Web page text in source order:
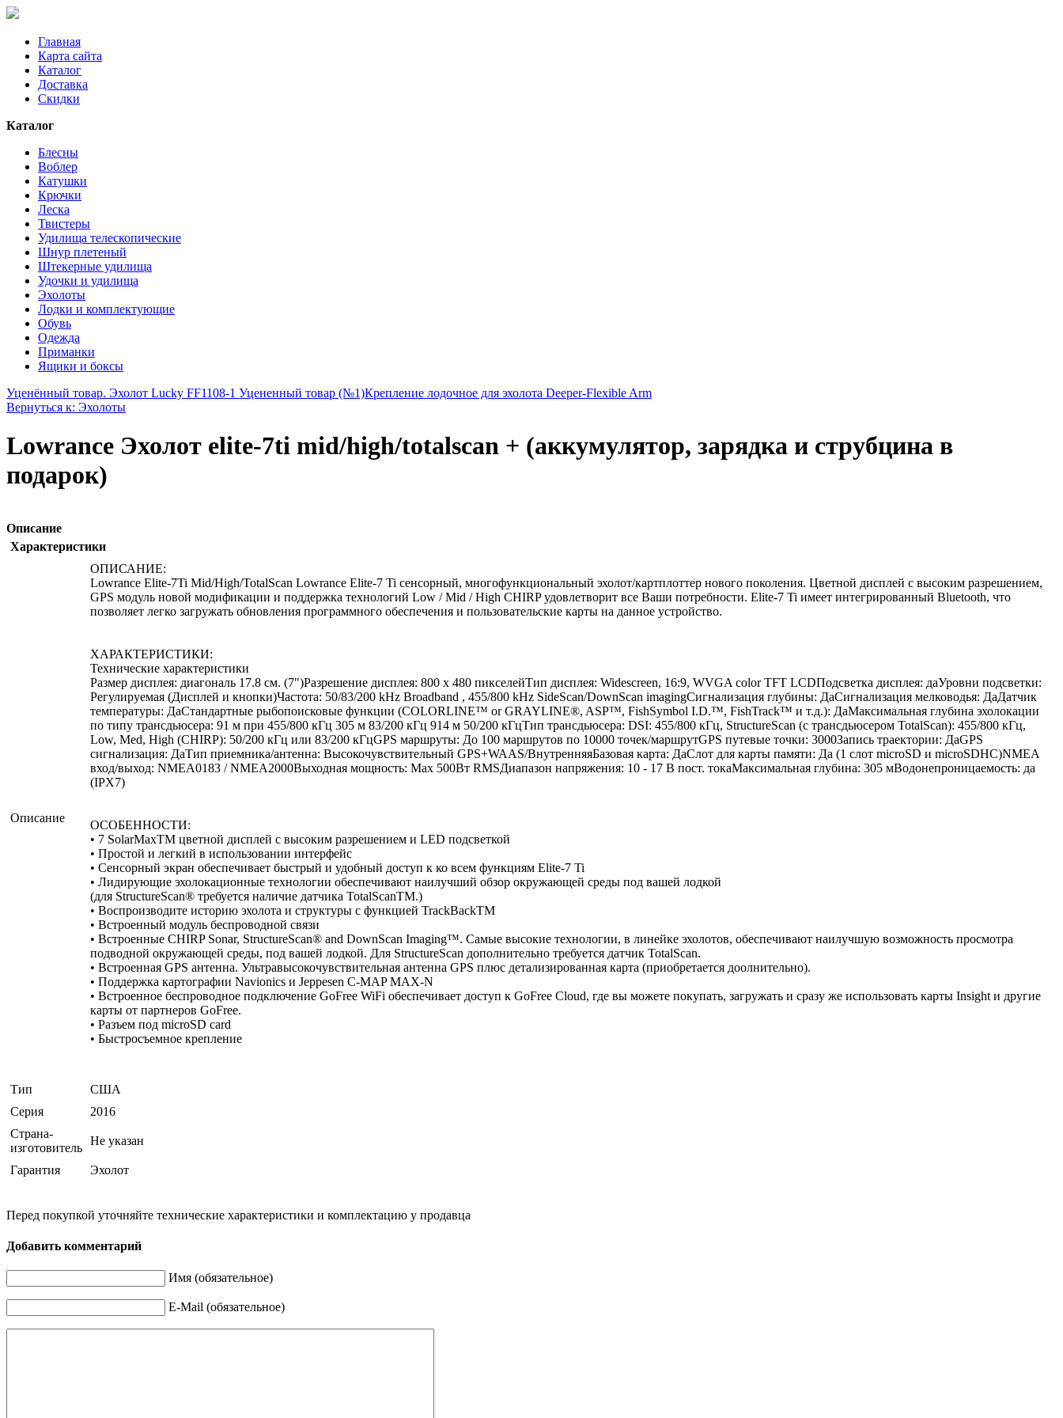
Главная
Карта сайта
Каталог
Доставка
Скидки
Каталог
Блесны
Воблер
Катушки
Крючки
Леска
Твистеры
Удилища телескопические
Шнур плетеный
Штекерные удилища
Удочки и удилища
Эхолоты
Лодки и комплектующие
Обувь
Одежда
Приманки
Ящики и боксы
Уценённый товар. Эхолот Lucky FF1108-1 Уцененный товар (№1)Крепление лодочное для эхолота Deeper-Flexible Arm
Вернуться к: Эхолоты
Lowrance Эхолот elite-7ti mid/high/totalscan + (аккумулятор, зарядка и струбцина в
подарок)
Описание
Характеристики
Описание
ОПИСАНИЕ:
Lowrance Elite-7Ti Mid/High/TotalScan Lowrance Elite-7 Ti сенсорный, многофункциональный эхолот/картплоттер нового поколения. Цветной дисплей с высоким разрешением,
GPS модуль новой модификации и поддержка технологий Low / Mid / High CHIRP удовлетворит все Ваши потребности. Elite-7 Ti имеет интегрированный Bluetooth, что
позволяет легко загружать обновления программного обеспечения и пользовательские карты на данное устройство.
ХАРАКТЕРИСТИКИ:
Технические характеристики
Размер дисплея: диагональ 17.8 см. (7")Разрешение дисплея: 800 x 480 пикселейТип дисплея: Widescreen, 16:9, WVGA color TFT LCDПодсветка дисплея: даУровни подсветки:
Регулируемая (Дисплей и кнопки)Частота: 50/83/200 kHz Broadband , 455/800 kHz SideScan/DownScan imagingСигнализация глубины: ДаСигнализация мелководья: ДаДатчик
температуры: ДаСтандартные рыбопоисковые функции (COLORLINE™ or GRAYLINE®, ASP™, FishSymbol I.D.™, FishTrack™ и т.д.): ДаМаксимальная глубина эхолокации
по типу трансдьюсера: 91 м при 455/800 кГц 305 м 83/200 кГц 914 м 50/200 кГцТип трансдьюсера: DSI: 455/800 кГц, StructureScan (с трансдьюсером TotalScan): 455/800 кГц,
Low, Med, High (CHIRP): 50/200 кГц или 83/200 кГцGPS маршруты: До 100 маршрутов по 10000 точек/маршрутGPS путевые точки: 3000Запись траектории: ДаGPS
сигнализация: ДаТип приемника/антенна: Высокочувствительный GPS+WAAS/ВнутренняяБазовая карта: ДаСлот для карты памяти: Да (1 слот microSD и microSDHC)NMEA
вход/выход: NMEA0183 / NMEA2000Выходная мощность: Max 500Вт RMSДиапазон напряжения: 10 - 17 В пост. токаМаксимальная глубина: 305 мВодонепроницаемость: да
(IPX7)
ОСОБЕННОСТИ:
• 7 SolarMaxTM цветной дисплей с высоким разрешением и LED подсветкой
• Простой и легкий в использовании интерфейс
• Сенсорный экран обеспечивает быстрый и удобный доступ к ко всем функциям Elite-7 Ti
• Лидирующие эхолокационные технологии обеспечивают наилучший обзор окружающей среды под вашей лодкой
(для StructureScan® требуется наличие датчика TotalScanTM.)
• Воспроизводите историю эхолота и структуры с функцией TrackBackTM
• Встроенный модуль беспроводной связи
• Встроенные CHIRP Sonar, StructureScan® and DownScan Imaging™. Самые высокие технологии, в линейке эхолотов, обеспечивают наилучшую возможность просмотра
подводной окружающей среды, под вашей лодкой. Для StructureScan дополнительно требуется датчик TotalScan.
• Встроенная GPS антенна. Ультравысокочувствительная антенна GPS плюс детализированная карта (приобретается доолнительно).
• Поддержка картографии Navionics и Jeppesen C-MAP MAX-N
• Встроенное беспроводное подключение GoFree WiFi обеспечивает доступ к GoFree Cloud, где вы можете покупать, загружать и сразу же использовать карты Insight и другие
карты от партнеров GoFree.
• Разъем под microSD card
• Быстросъемное крепление
Тип
США
Серия
2016
Страна-
изготовитель
Не указан
Гарантия Эхолот
Перед покупкой уточняйте технические характеристики и комплектацию у продавца
Добавить комментарий
Имя (обязательное)
E-Mail (обязательное)